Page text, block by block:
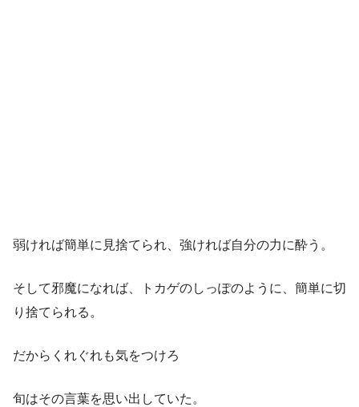
弱ければ簡単に見捨てられ、強ければ自分の力に酔う。
そして邪魔になれば、トカゲのしっぽのように、簡単に切
り捨てられる。
だからくれぐれも気をつけろ
旬はその言葉を思い出していた。